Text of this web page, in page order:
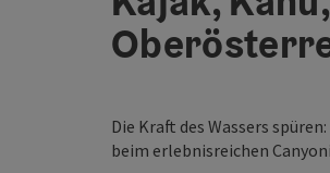
Die Kraft des Wassers
beim erlebnisreichen